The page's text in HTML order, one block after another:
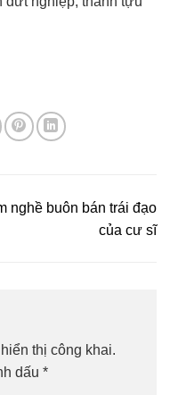
nghề buôn bán trái đạo
của cư sĩ
thị công khai.
dấu *